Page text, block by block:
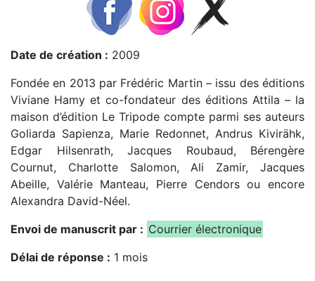
Date de création : 2009
Fondée en 2013 par Frédéric Martin – issu des éditions
Viviane Hamy et co-fondateur des éditions Attila – la
maison d’édition Le Tripode compte parmi ses auteurs
Goliarda Sapienza, Marie Redonnet, Andrus Kivirähk,
Edgar Hilsenrath, Jacques Roubaud, Bérengère
Cournut, Charlotte Salomon, Ali Zamir, Jacques
Abeille, Valérie Manteau, Pierre Cendors ou encore
Alexandra David-Néel.
Envoi de manuscrit par : Courrier électronique
Délai de réponse : 1 mois